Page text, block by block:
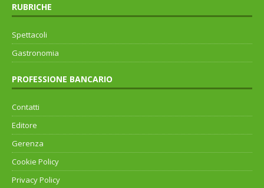
RUBRICHE
Spettacoli
Gastronomia
PROFESSIONE BANCARIO
Contatti
Editore
Gerenza
Cookie Policy
Privacy Policy